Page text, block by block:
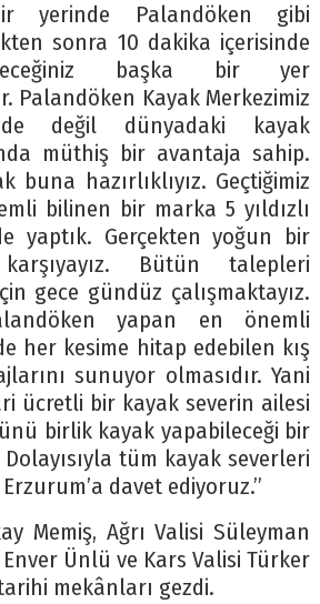
yerinde Palandöken gibi
sonra 10 dakika içerisinde
başka bir yer
Palandöken Kayak Merkezimiz
değil dünyadaki kayak
müthiş bir avantaja sahip.
buna hazırlıklıyız. Geçtiğimiz
bilinen bir marka 5 yıldızlı
yaptık. Gerçekten yoğun bir
Bütün talepleri
gece gündüz çalışmaktayız.
yapan en önemli
her kesime hitap edebilen kış
sunuyor olmasıdır. Yani
ücretli bir kayak severin ailesi
birlik kayak yapabileceği bir
tüm kayak severleri
davet ediyoruz.”
Memiş, Ağrı Valisi Süleyman
Ünlü ve Kars Valisi Türker
mekânları gezdi.